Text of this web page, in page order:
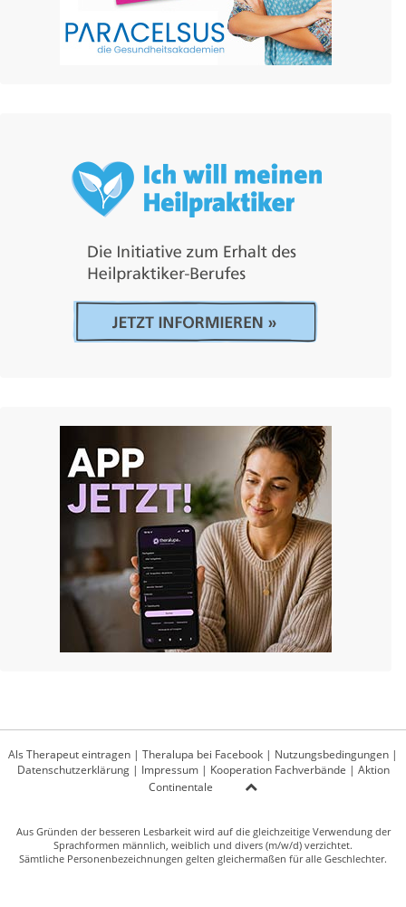
Als Therapeut eintragen | Theralupa bei Facebook | Nutzungsbedingungen |
Datenschutzerklärung| Impressum| Kooperation Fachverbände | Aktion
Continentale
Aus Gründen der besseren Lesbarkeit wird auf die gleichzeitige Verwendung der
Sprachformen männlich, weiblich und divers (m/w/d) verzichtet.
Sämtliche Personenbezeichnungen gelten gleichermaßen für alle Geschlechter.